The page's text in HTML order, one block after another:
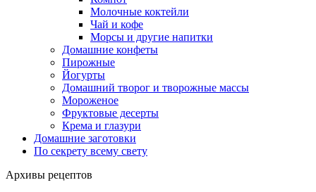
Молочные коктейли
Чай и кофе
Морсы и другие напитки
Домашние конфеты
Пирожные
Йогурты
Домашний творог и творожные массы
Мороженое
Фруктовые десерты
Крема и глазури
Домашние заготовки
По секрету всему свету
Архивы рецептов